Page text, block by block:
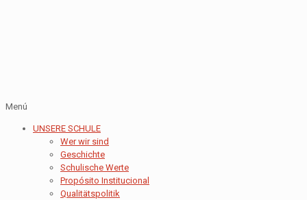
Menú
UNSERE SCHULE
Wer wir sind
Geschichte
Schulische Werte
Propósito Institucional
Qualitätspolitik